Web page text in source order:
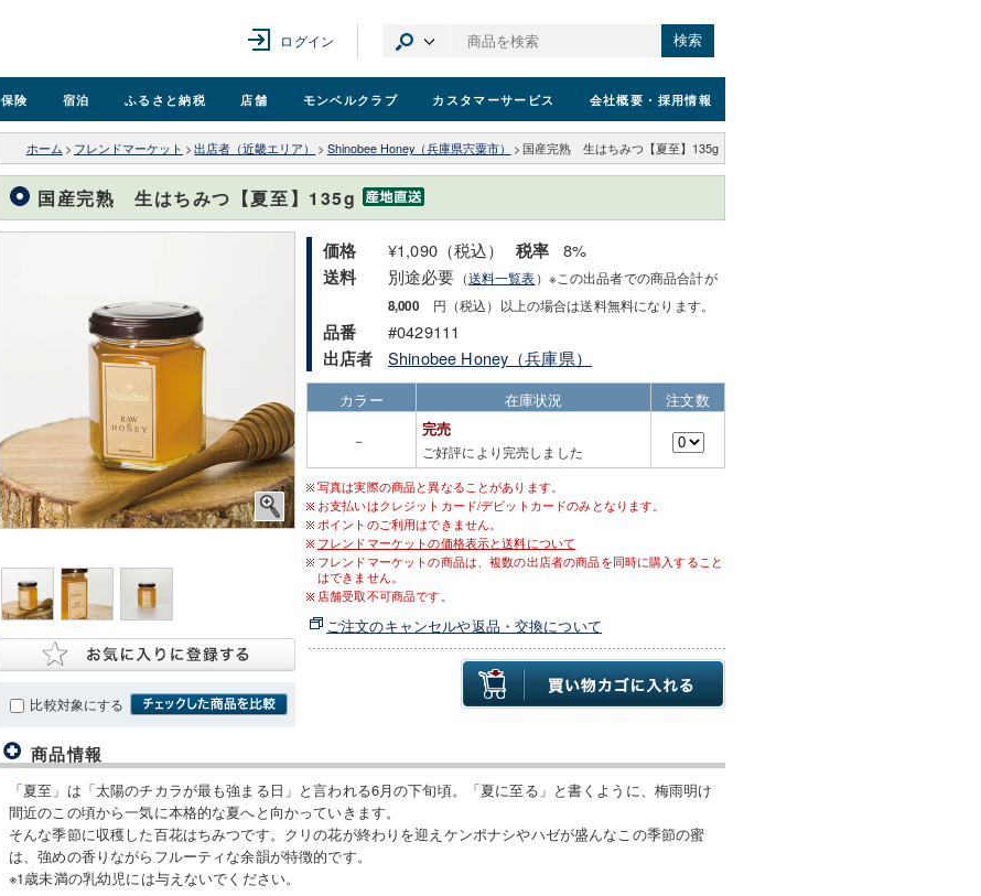
ログイン 検索
保険 宿泊 ふるさと納税 店舗 モンベルクラブ カスタマーサービス 会社概要 ・採用情報
ホーム > フレンドマーケット > 出店者（近畿エリア） > Shinobee Honey（兵庫県宍粟市） > 国産完熟 生はちみつ【夏至】135g
国産完熟 生はちみつ【夏至】135g
比較対象にする
価格 ¥1,090（税込） 税率 8%
送料 別途必要 （送料一覧表）※この出品者での商品合計が
8,000 円（税込）以上の場合は送料無料になります。
品番 #0429111
出店者 Shinobee Honey（兵庫県）
カラー 在庫状況
注文数
－
完売
ご好評により完売しました
写真は実際の商品と異なることがあります。
お支払いはクレジットカード/デビットカードのみとなります。
ポイントのご利用はできません。
フレンドマーケットの価格表示と送料について
フレンドマーケットの商品は、複数の出店者の商品を同時に購入すること
はできません。
店舗受取不可商品です。
ご注文のキャンセルや返品・交換について
商品情報
「夏至」は「太陽のチカラが最も強まる日」と言われる6月の下旬頃。「夏に至る」と書くように、梅雨明け
間近のこの頃から一気に本格的な夏へと向かっていきます。
そんな季節に収穫した百花はちみつです。クリの花が終わりを迎えケンポナシやハゼが盛んなこの季節の蜜
は、強めの香りながらフルーティな余韻が特徴的です。
※1歳未満の乳幼児には与えないでください。